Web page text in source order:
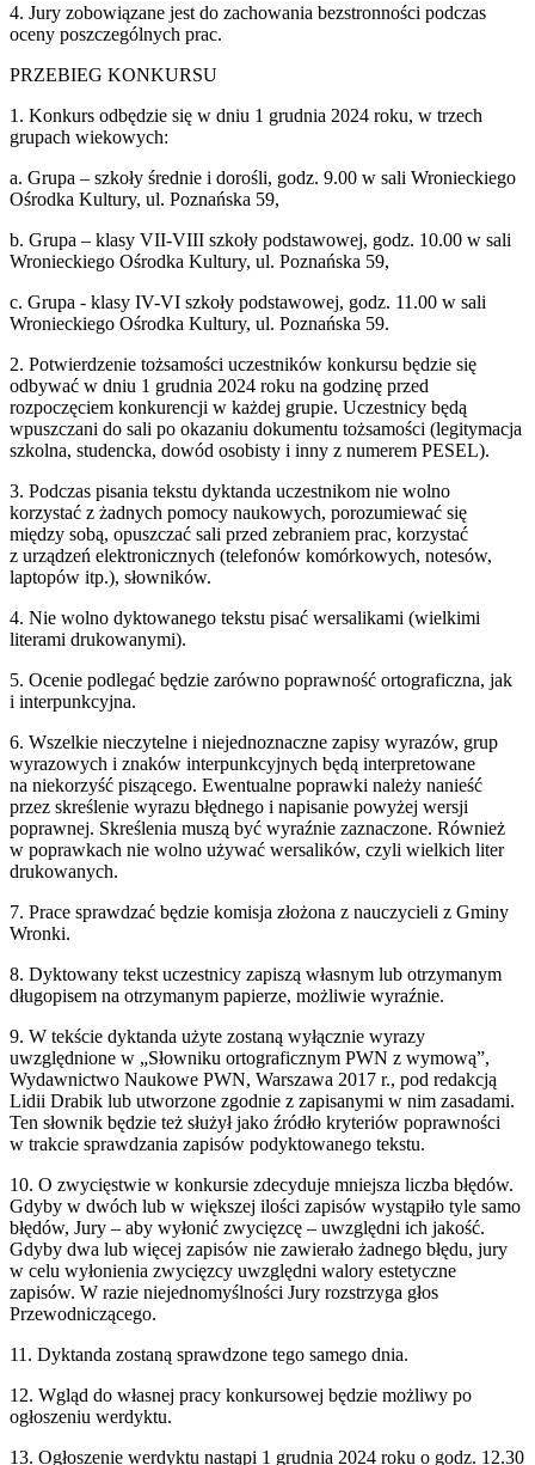
4. Jury zobowiązane jest do zachowania bezstronności podczas
oceny poszczególnych prac.
PRZEBIEG KONKURSU
1. Konkurs odbędzie się w dniu 1 grudnia 2024 roku, w trzech
grupach wiekowych:
a. Grupa – szkoły średnie i dorośli, godz. 9.00 w sali Wronieckiego
Ośrodka Kultury, ul. Poznańska 59,
b. Grupa – klasy VII-VIII szkoły podstawowej, godz. 10.00 w sali
Wronieckiego Ośrodka Kultury, ul. Poznańska 59,
c. Grupa - klasy IV-VI szkoły podstawowej, godz. 11.00 w sali
Wronieckiego Ośrodka Kultury, ul. Poznańska 59.
2. Potwierdzenie tożsamości uczestników konkursu będzie się
odbywać w dniu 1 grudnia 2024 roku na godzinę przed
rozpoczęciem konkurencji w każdej grupie. Uczestnicy będą
wpuszczani do sali po okazaniu dokumentu tożsamości (legitymacja
szkolna, studencka, dowód osobisty i inny z numerem PESEL).
3. Podczas pisania tekstu dyktanda uczestnikom nie wolno
korzystać z żadnych pomocy naukowych, porozumiewać się
między sobą, opuszczać sali przed zebraniem prac, korzystać
z urządzeń elektronicznych (telefonów komórkowych, notesów,
laptopów itp.), słowników.
4. Nie wolno dyktowanego tekstu pisać wersalikami (wielkimi
literami drukowanymi).
5. Ocenie podlegać będzie zarówno poprawność ortograficzna, jak
i interpunkcyjna.
6. Wszelkie nieczytelne i niejednoznaczne zapisy wyrazów, grup
wyrazowych i znaków interpunkcyjnych będą interpretowane
na niekorzyść piszącego. Ewentualne poprawki należy nanieść
przez skreślenie wyrazu błędnego i napisanie powyżej wersji
poprawnej. Skreślenia muszą być wyraźnie zaznaczone. Również
w poprawkach nie wolno używać wersalików, czyli wielkich liter
drukowanych.
7. Prace sprawdzać będzie komisja złożona z nauczycieli z Gminy
Wronki.
8. Dyktowany tekst uczestnicy zapiszą własnym lub otrzymanym
długopisem na otrzymanym papierze, możliwie wyraźnie.
9. W tekście dyktanda użyte zostaną wyłącznie wyrazy
uwzględnione w „Słowniku ortograficznym PWN z wymową”,
Wydawnictwo Naukowe PWN, Warszawa 2017 r., pod redakcją
Lidii Drabik lub utworzone zgodnie z zapisanymi w nim zasadami.
Ten słownik będzie też służył jako źródło kryteriów poprawności
w trakcie sprawdzania zapisów podyktowanego tekstu.
10. O zwycięstwie w konkursie zdecyduje mniejsza liczba błędów.
Gdyby w dwóch lub w większej ilości zapisów wystąpiło tyle samo
błędów, Jury – aby wyłonić zwycięzcę – uwzględni ich jakość.
Gdyby dwa lub więcej zapisów nie zawierało żadnego błędu, jury
w celu wyłonienia zwycięzcy uwzględni walory estetyczne
zapisów. W razie niejednomyślności Jury rozstrzyga głos
Przewodniczącego.
11. Dyktanda zostaną sprawdzone tego samego dnia.
12. Wgląd do własnej pracy konkursowej będzie możliwy po
ogłoszeniu werdyktu.
13. Ogłoszenie werdyktu nastąpi 1 grudnia 2024 roku o godz. 12.30